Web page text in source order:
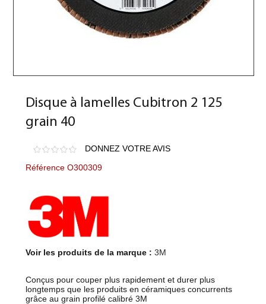
Disque à lamelles Cubitron 2 125
grain 40
DONNEZ VOTRE AVIS
Référence O300309
Voir les produits de la marque : 3M
Conçus pour couper plus rapidement et durer plus
longtemps que les produits en céramiques concurrents
grâce au grain profilé calibré 3M